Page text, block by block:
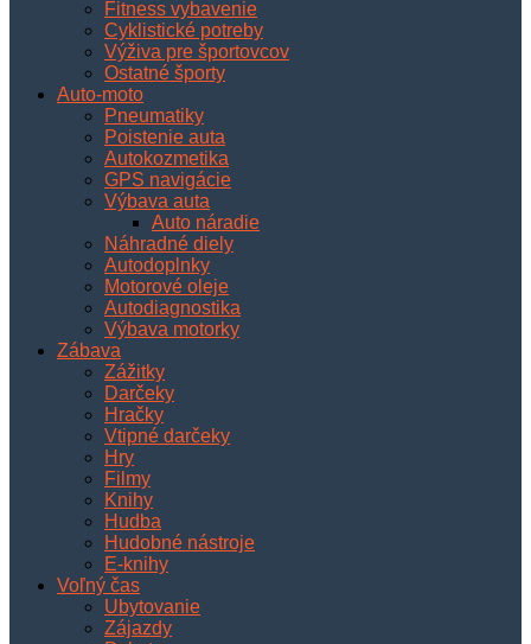
Fitness vybavenie
Cyklistické potreby
Výživa pre športovcov
Ostatné športy
Auto-moto
Pneumatiky
Poistenie auta
Autokozmetika
GPS navigácie
Výbava auta
Auto náradie
Náhradné diely
Autodoplnky
Motorové oleje
Autodiagnostika
Výbava motorky
Zábava
Zážitky
Darčeky
Hračky
Vtipné darčeky
Hry
Filmy
Knihy
Hudba
Hudobné nástroje
E-knihy
Voľný čas
Ubytovanie
Zájazdy